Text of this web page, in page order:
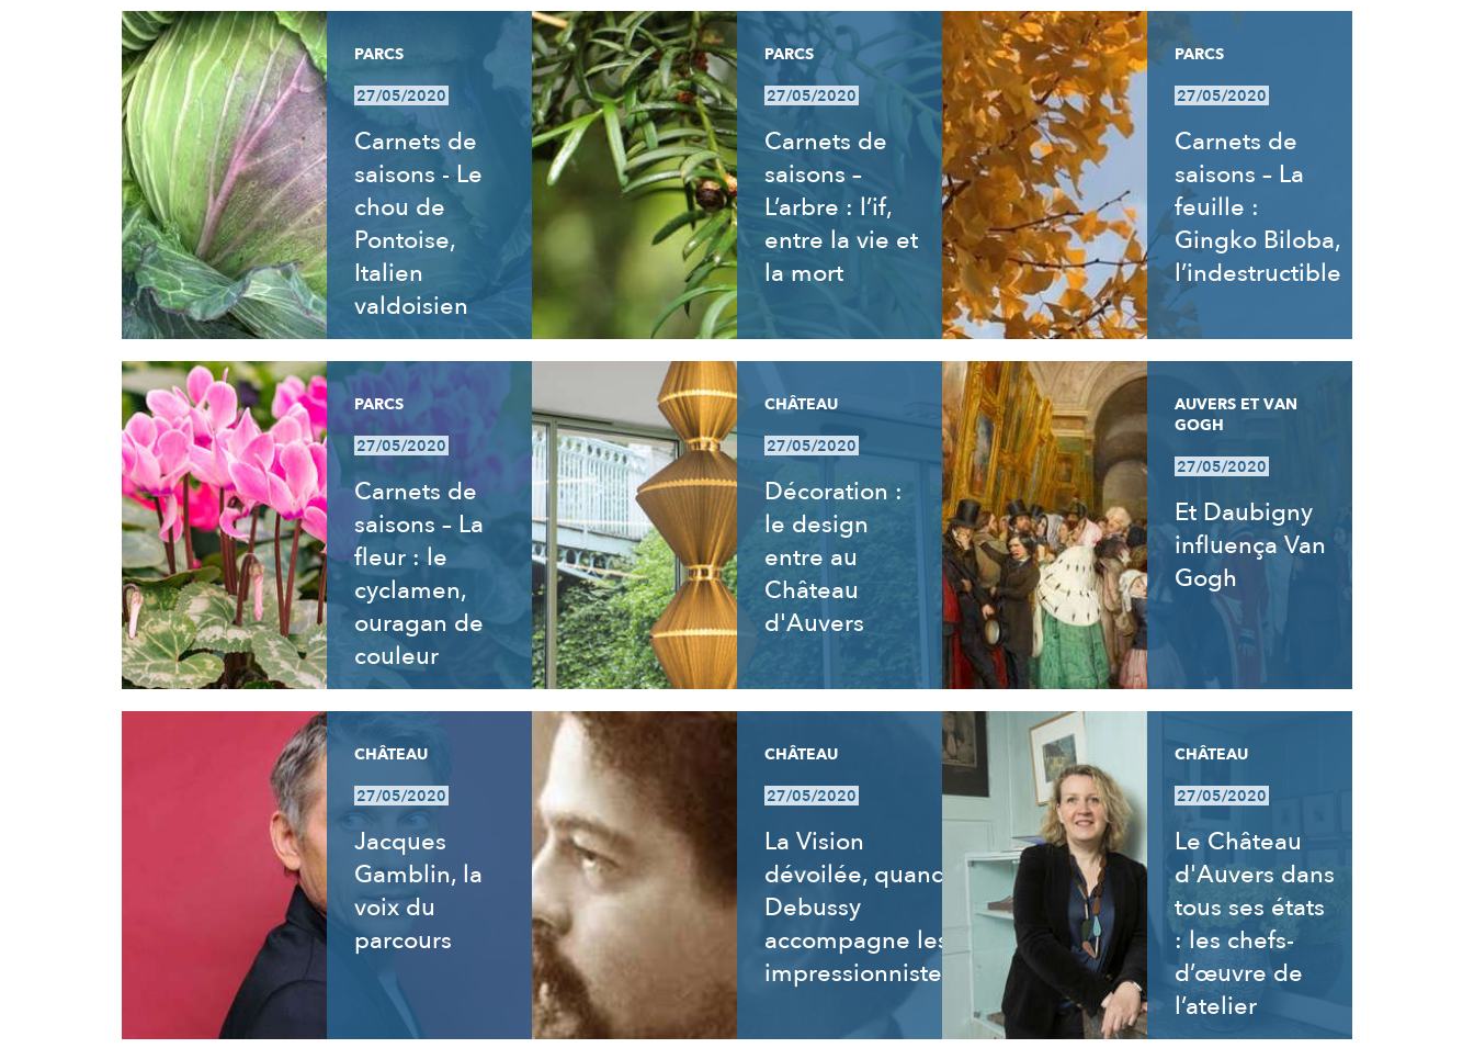
PARCS
27/05/2020
Carnets de
saisons - Le
chou de
Pontoise,
Italien
valdoisien
PARCS
27/05/2020
Carnets de
saisons –
L’arbre : l’if,
entre la vie et
la mort
PARCS
27/05/2020
Carnets de
saisons – La
feuille :
Gingko Biloba,
l’indestructible
PARCS
27/05/2020
Carnets de
saisons – La
fleur : le
cyclamen,
ouragan de
couleur
CHÂTEAU
27/05/2020
Décoration :
le design
entre au
Château
d'Auvers
AUVERS ET VAN
GOGH
27/05/2020
Et Daubigny
influença Van
Gogh
CHÂTEAU
27/05/2020
Jacques
Gamblin, la
voix du
parcours
CHÂTEAU
27/05/2020
La Vision
dévoilée, quand
Debussy
accompagne les
impressionnistes
CHÂTEAU
27/05/2020
Le Château
d'Auvers dans
tous ses états
: les chefs-
d’œuvre de
l’atelier